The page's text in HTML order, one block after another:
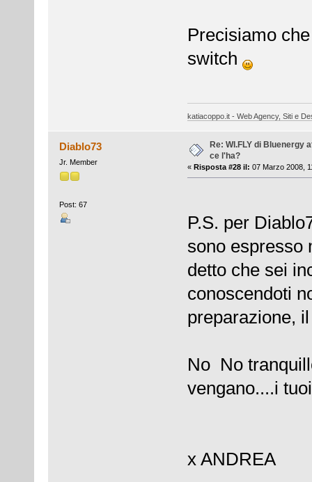
Precisiamo
switch
katiacoppo.it - Web Agency, Siti e
Diablo73
Jr. Member
Post: 67
Re: WI.FLY di Bluenergy
ce l'ha?
« Risposta #28 il: 07 Marzo 2008,
P.S. per
sono espresso
detto che sei
conoscendoti
preparazione,
No No
vengano....i
x ANDREA